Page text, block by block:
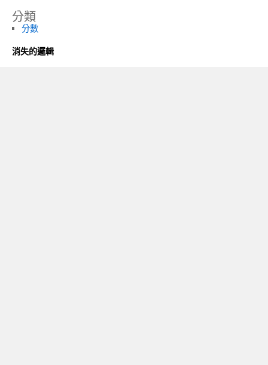
分類
分數
消失的邏輯